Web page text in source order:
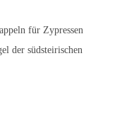
für Zypressen
der südsteirischen